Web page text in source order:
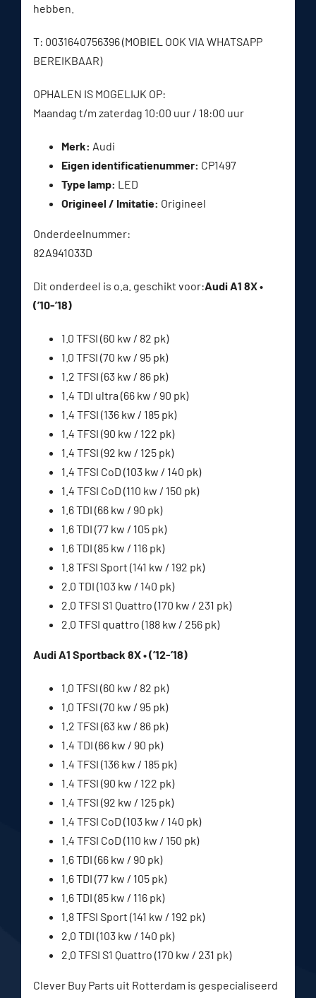
hebben.
T: 0031640756396 (MOBIEL OOK VIA WHATSAPP
BEREIKBAAR)
OPHALEN IS MOGELIJK OP:
Maandag t/m zaterdag 10:00 uur / 18:00 uur
Merk: Audi
Eigen identificatienummer: CP1497
Type lamp: LED
Origineel / Imitatie: Origineel
Onderdeelnummer:
82A941033D
Dit onderdeel is o.a. geschikt voor:Audi A1 8X •
(’10-’18)
1.0 TFSI (60 kw / 82 pk)
1.0 TFSI (70 kw / 95 pk)
1.2 TFSI (63 kw / 86 pk)
1.4 TDI ultra (66 kw / 90 pk)
1.4 TFSI (136 kw / 185 pk)
1.4 TFSI (90 kw / 122 pk)
1.4 TFSI (92 kw / 125 pk)
1.4 TFSI CoD (103 kw / 140 pk)
1.4 TFSI CoD (110 kw / 150 pk)
1.6 TDI (66 kw / 90 pk)
1.6 TDI (77 kw / 105 pk)
1.6 TDI (85 kw / 116 pk)
1.8 TFSI Sport (141 kw / 192 pk)
2.0 TDI (103 kw / 140 pk)
2.0 TFSI S1 Quattro (170 kw / 231 pk)
2.0 TFSI quattro (188 kw / 256 pk)
Audi A1 Sportback 8X • (’12-’18)
1.0 TFSI (60 kw / 82 pk)
1.0 TFSI (70 kw / 95 pk)
1.2 TFSI (63 kw / 86 pk)
1.4 TDI (66 kw / 90 pk)
1.4 TFSI (136 kw / 185 pk)
1.4 TFSI (90 kw / 122 pk)
1.4 TFSI (92 kw / 125 pk)
1.4 TFSI CoD (103 kw / 140 pk)
1.4 TFSI CoD (110 kw / 150 pk)
1.6 TDI (66 kw / 90 pk)
1.6 TDI (77 kw / 105 pk)
1.6 TDI (85 kw / 116 pk)
1.8 TFSI Sport (141 kw / 192 pk)
2.0 TDI (103 kw / 140 pk)
2.0 TFSI S1 Quattro (170 kw / 231 pk)
Clever Buy Parts uit Rotterdam is gespecialiseerd